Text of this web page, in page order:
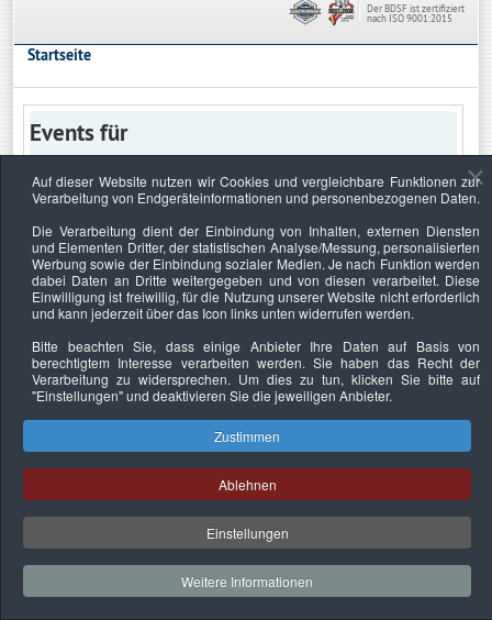
Der BDSF ist zertifiziert
nach ISO 9001:2015
Startseite
Events für
Keine Termine
Datenschutzerklärung Urheberrechtsnachweise Nachhaltigkeit
Copyright © 2026. Bundesverband Deutscher
Sachverständiger und Fachgutachter e.V..
Auf dieser Website nutzen wir Cookies und vergleichbare Funktionen zur
Verarbeitung von Endgeräteinformationen und personenbezogenen Daten.
Die Verarbeitung dient der Einbindung von Inhalten, externen Diensten
und Elementen Dritter, der statistischen Analyse/Messung, personalisierten
Werbung sowie der Einbindung sozialer Medien. Je nach Funktion werden
dabei Daten an Dritte weitergegeben und von diesen verarbeitet. Diese
Einwilligung ist freiwillig, für die Nutzung unserer Website nicht erforderlich
und kann jederzeit über das Icon links unten widerrufen werden.
Bitte beachten Sie, dass einige Anbieter Ihre Daten auf Basis von
berechtigtem Interesse verarbeiten werden. Sie haben das Recht der
Verarbeitung zu widersprechen. Um dies zu tun, klicken Sie bitte auf
"Einstellungen"und deaktivieren Sie die jeweiligen Anbieter.
Zustimmen
Ablehnen
Einstellungen
Weitere Informationen